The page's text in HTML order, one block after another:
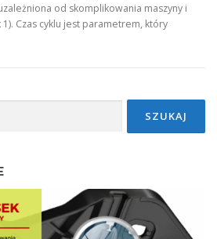
od skomplikowania maszyny i
Czas cyklu jest parametrem, który